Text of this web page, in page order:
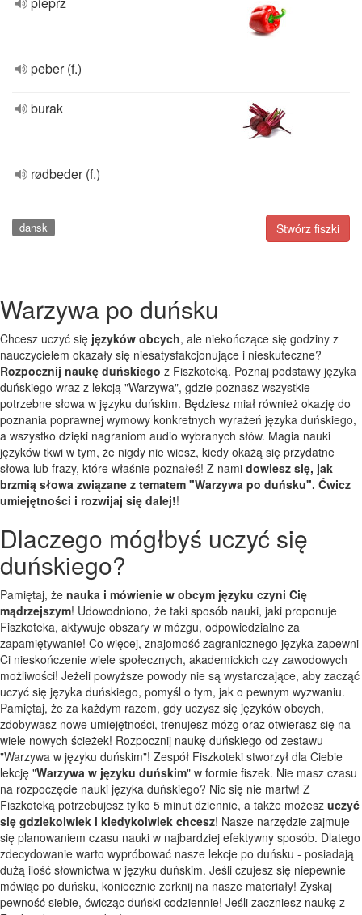
peber (f.)
burak
rødbeder (f.)
Stwórz fiszki
dansk
Warzywa po duńsku
Chcesz uczyć się języków obcych, ale niekończące się godziny z
nauczycielem okazały się niesatysfakcjonujące i nieskuteczne?
Rozpocznij naukę duńskiego z Fiszkoteką. Poznaj podstawy języka
duńskiego wraz z lekcją "Warzywa", gdzie poznasz wszystkie
potrzebne słowa w języku duńskim. Będziesz miał również okazję do
poznania poprawnej wymowy konkretnych wyrażeń języka duńskiego,
a wszystko dzięki nagraniom audio wybranych słów. Magia nauki
języków tkwi w tym, że nigdy nie wiesz, kiedy okażą się przydatne
słowa lub frazy, które właśnie poznałeś! Z nami dowiesz się, jak
brzmią słowa związane z tematem "Warzywa po duńsku". Ćwicz
umiejętności i rozwijaj się dalej!!
Dlaczego mógłbyś uczyć się
duńskiego?
Pamiętaj, że nauka i mówienie w obcym języku czyni Cię
mądrzejszym! Udowodniono, że taki sposób nauki, jaki proponuje
Fiszkoteka, aktywuje obszary w mózgu, odpowiedzialne za
zapamiętywanie! Co więcej, znajomość zagranicznego języka zapewni
Ci nieskończenie wiele społecznych, akademickich czy zawodowych
możliwości! Jeżeli powyższe powody nie są wystarczające, aby zacząć
uczyć się języka duńskiego, pomyśl o tym, jak o pewnym wyzwaniu.
Pamiętaj, że za każdym razem, gdy uczysz się języków obcych,
zdobywasz nowe umiejętności, trenujesz mózg oraz otwierasz się na
wiele nowych ścieżek! Rozpocznij naukę duńskiego od zestawu
"Warzywa w języku duńskim"! Zespół Fiszkoteki stworzył dla Ciebie
lekcję "Warzywa w języku duńskim" w formie fiszek. Nie masz czasu
na rozpoczęcie nauki języka duńskiego? Nic się nie martw! Z
Fiszkoteką potrzebujesz tylko 5 minut dziennie, a także możesz uczyć
się gdziekolwiek i kiedykolwiek chcesz! Nasze narzędzie zajmuje
się planowaniem czasu nauki w najbardziej efektywny sposób. Dlatego
zdecydowanie warto wypróbować nasze lekcje po duńsku - posiadają
dużą ilość słownictwa w języku duńskim. Jeśli czujesz się niepewnie
mówiąc po duńsku, koniecznie zerknij na nasze materiały! Zyskaj
pewność siebie, ćwicząc duński codziennie! Jeśli zaczniesz naukę z